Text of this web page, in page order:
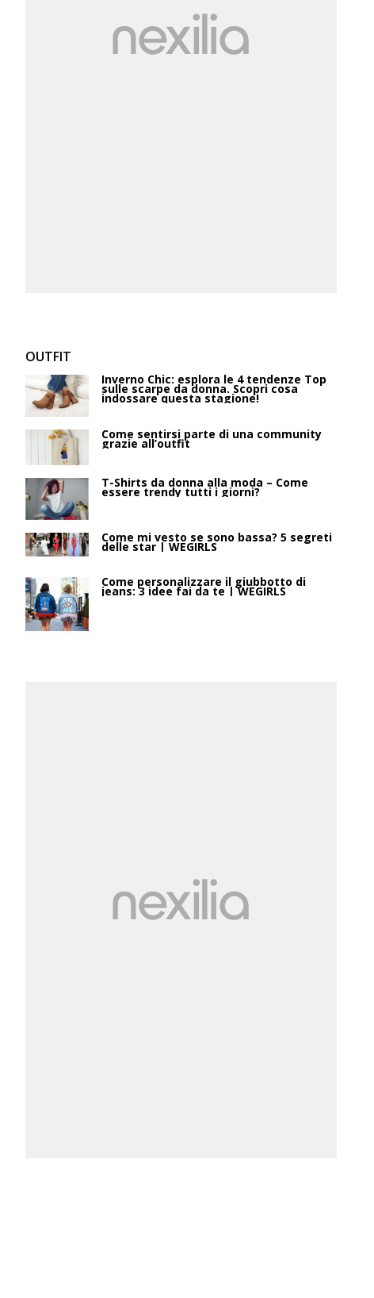
OUTFIT
Inverno Chic: esplora le 4 tendenze Top
sulle scarpe da donna. Scopri cosa
indossare questa stagione!
Come sentirsi parte di una community
grazie all’outfit
T-Shirts da donna alla moda – Come
essere trendy tutti i giorni?
Come mi vesto se sono bassa? 5 segreti
delle star | WEGIRLS
Come personalizzare il giubbotto di
jeans: 3 idee fai da te | WEGIRLS